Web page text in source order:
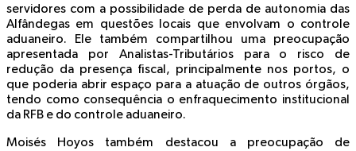
servidores com a possibilidade de perda de autonomia das
Alfândegas em questões locais que envolvam o controle
aduaneiro. Ele também compartilhou uma preocupação
apresentada por Analistas-Tributários para o risco de
redução da presença fiscal, principalmente nos portos, o
que poderia abrir espaço para a atuação de outros órgãos,
tendo como consequência o enfraquecimento institucional
da RFB e do controle aduaneiro.
Moisés Hoyos também destacou a preocupação de